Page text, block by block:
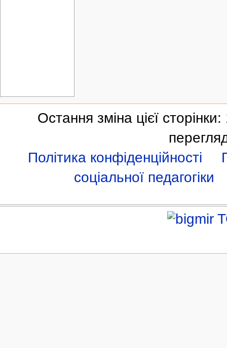
Остання зміна цієї
Політика конфіденційності
соціальної педагогіки